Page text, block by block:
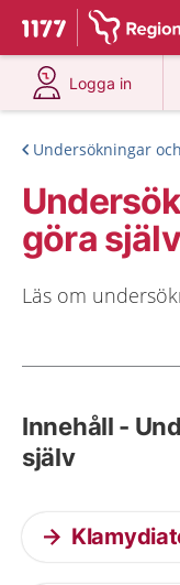
Till startsidan för
Du har valt
Logga in
på 1177.se
Undersökningar
göra själv
Läs om
Innehåll -
själv